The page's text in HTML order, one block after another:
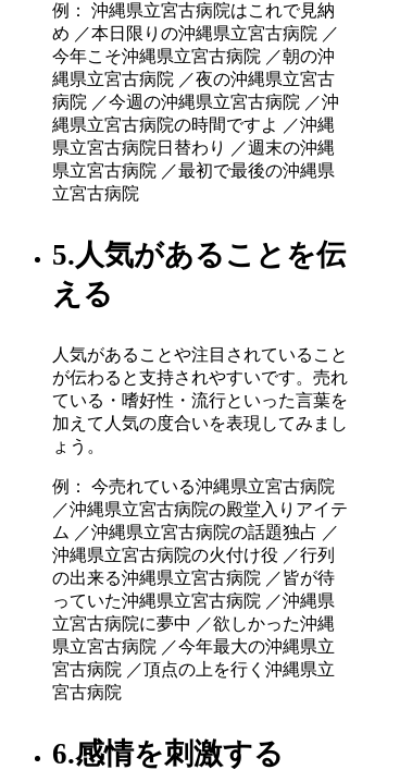
例： 沖縄県立宮古病院はこれで見納
め ／本日限りの沖縄県立宮古病院 ／
今年こそ沖縄県立宮古病院 ／朝の沖
縄県立宮古病院 ／夜の沖縄県立宮古
病院 ／今週の沖縄県立宮古病院 ／沖
縄県立宮古病院の時間ですよ ／沖縄
県立宮古病院日替わり ／週末の沖縄
県立宮古病院 ／最初で最後の沖縄県
立宮古病院
5.人気があることを伝
える
人気があることや注目されていること
が伝わると支持されやすいです。売れ
ている・嗜好性・流行といった言葉を
加えて人気の度合いを表現してみまし
ょう。
例： 今売れている沖縄県立宮古病院
／沖縄県立宮古病院の殿堂入りアイテ
ム ／沖縄県立宮古病院の話題独占 ／
沖縄県立宮古病院の火付け役 ／行列
の出来る沖縄県立宮古病院 ／皆が待
っていた沖縄県立宮古病院 ／沖縄県
立宮古病院に夢中 ／欲しかった沖縄
県立宮古病院 ／今年最大の沖縄県立
宮古病院 ／頂点の上を行く沖縄県立
宮古病院
6.感情を刺激する